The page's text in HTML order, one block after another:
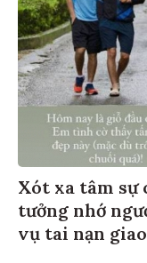
Xót xa tâm sự
tưởng nhớ
vụ tai nạn